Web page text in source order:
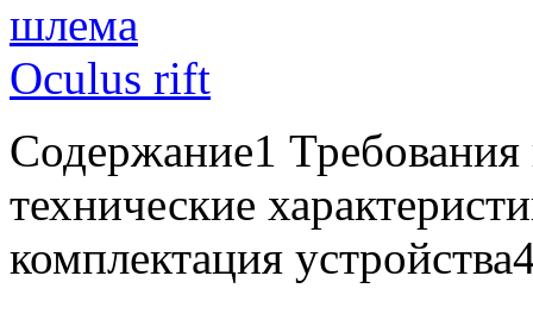
Содержание1
технические
комплектация